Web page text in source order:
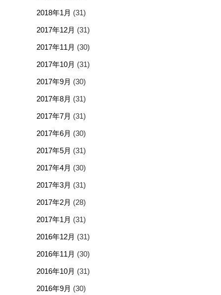
2018年1月 (31)
2017年12月 (31)
2017年11月 (30)
2017年10月 (31)
2017年9月 (30)
2017年8月 (31)
2017年7月 (31)
2017年6月 (30)
2017年5月 (31)
2017年4月 (30)
2017年3月 (31)
2017年2月 (28)
2017年1月 (31)
2016年12月 (31)
2016年11月 (30)
2016年10月 (31)
2016年9月 (30)